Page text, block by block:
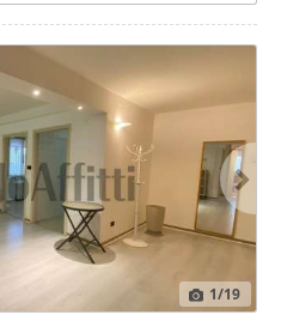
1/19